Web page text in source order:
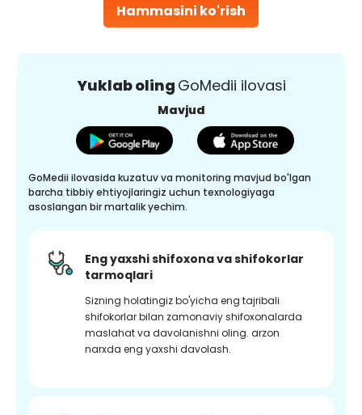
Hammasini ko'rish
Yuklab oling GoMedii ilovasi
Mavjud
GoMedii ilovasida kuzatuv va monitoring mavjud bo'lgan
barcha tibbiy ehtiyojlaringiz uchun texnologiyaga
asoslangan bir martalik yechim.
Eng yaxshi shifoxona va shifokorlar
tarmoqlari
Sizning holatingiz bo'yicha eng tajribali
shifokorlar bilan zamonaviy shifoxonalarda
maslahat va davolanishni oling. arzon
narxda eng yaxshi davolash.